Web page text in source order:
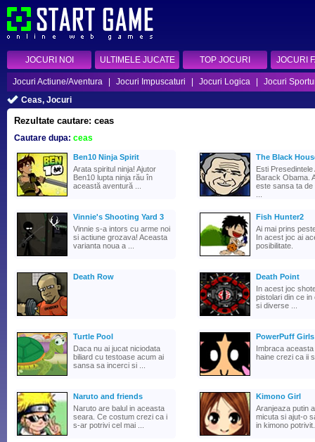
JOCURI NOI ULTIMELE JUCATE TOP JOCURI JOCURI
Jocuri Actiune/Aventura Jocuri Impuscaturi Jocuri Logica
Jocuri
Ceas, Jocuri
Rezultate cautare: ceas
Cautare dupa: ceas
Ben10 Ninja Spirit
Arata spiritul ninja! Ajutor
Ben10 lupta ninja rău în
această aventură ...
The Black
Esti Presedintele
Barack Obama.
este sansa ta de
Vinnie's Shooting Yard 3
Vinnie s-a intors cu arme noi
si actiune grozava! Aceasta
varianta noua a ...
Fish Hunter2
Ai mai prins
In acest joc ai
posibilitate.
Death Row
Death Point
In acest joc
pistolari din ce in
si diverse ...
Turtle Pool
Daca nu ai jucat niciodata
biliard cu testoase acum ai
sansa sa incerci si ...
PowerPuff Girls
Imbraca
haine crezi ca ii
Naruto and friends
Naruto are balul in aceasta
seara. Ce costum crezi ca i
s-ar potrivi cel mai ...
Kimono Girl
Aranjeaza putin
micuta si ajut-o
in kimono potrivit.